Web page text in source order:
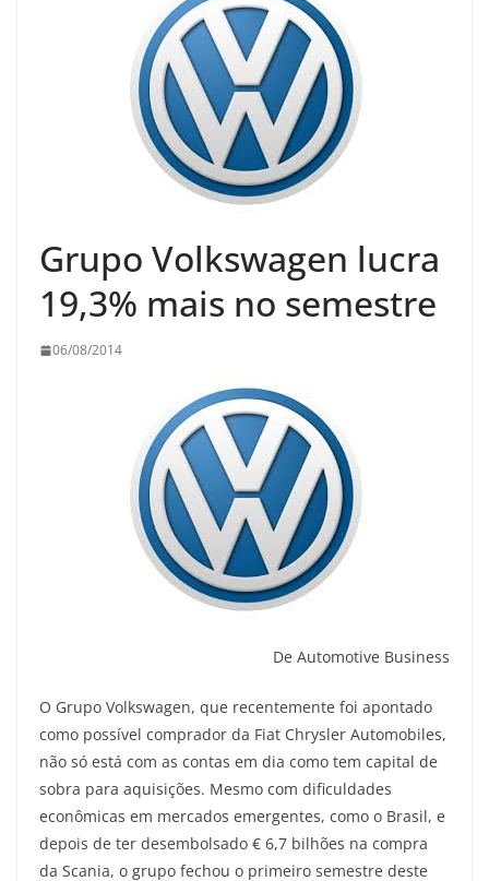
Grupo Volkswagen lucra
19,3% mais no semestre
06/08/2014
De Automotive Business
O Grupo Volkswagen, que recentemente foi apontado
como possível comprador da Fiat Chrysler Automobiles,
não só está com as contas em dia como tem capital de
sobra para aquisições. Mesmo com dificuldades
econômicas em mercados emergentes, como o Brasil, e
depois de ter desembolsado € 6,7 bilhões na compra
da Scania, o grupo fechou o primeiro semestre deste